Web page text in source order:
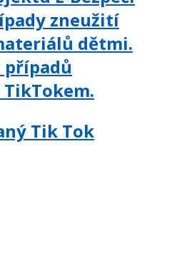
zneužití
dětmi.
případů
Tik Tok